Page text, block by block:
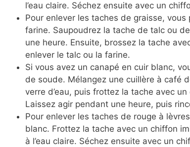
l’eau claire. Séchez ensuite avec un
Pour enlever les taches de graisse,
farine. Saupoudrez la tache de talc ou
une heure. Ensuite, brossez la tache
enlever le talc ou la farine.
Si vous avez un canapé en cuir blanc,
de soude. Mélangez une cuillère à café
verre d’eau, puis frottez la tache avec
Laissez agir pendant une heure, puis
Pour enlever les taches de rouge à
blanc. Frottez la tache avec un chiffon
à l’eau claire. Séchez ensuite avec un